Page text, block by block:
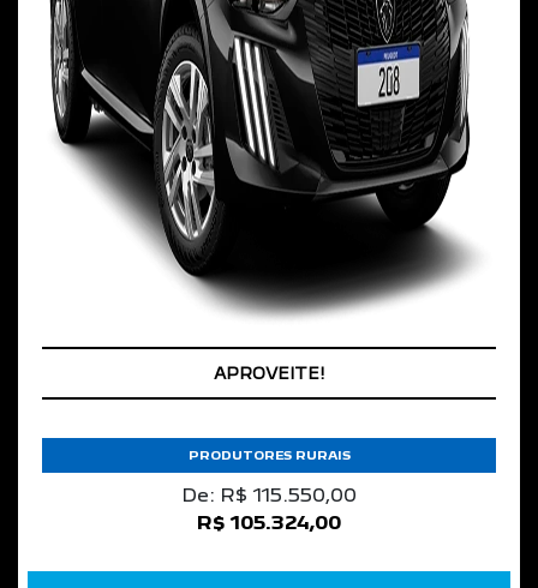
APROVEITE!
PRODUTORES RURAIS
De: R$ 115.550,00
R$ 105.324,00